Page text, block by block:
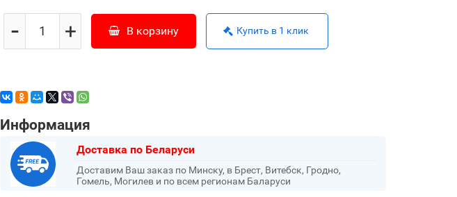
+
- В корзину Купить в 1 клик
Информация
Доставка по Беларуси
Доставим Ваш заказ по Минску, в Брест, Витебск, Гродно,
Гомель, Могилев и по всем регионам Баларуси